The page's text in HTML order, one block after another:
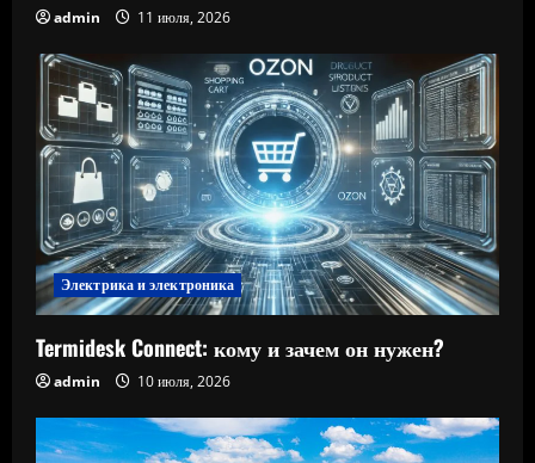
admin 11 июля, 2026
Электрика и электроника
Termidesk Connect: кому и зачем он нужен?
admin 10 июля, 2026